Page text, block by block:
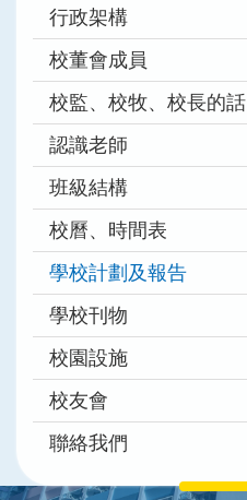
行政架構
校董會成員
校監、校牧、校長的話
認識老師
班級結構
校曆、時間表
學校計劃及報告
學校刊物
校園設施
校友會
聯絡我們